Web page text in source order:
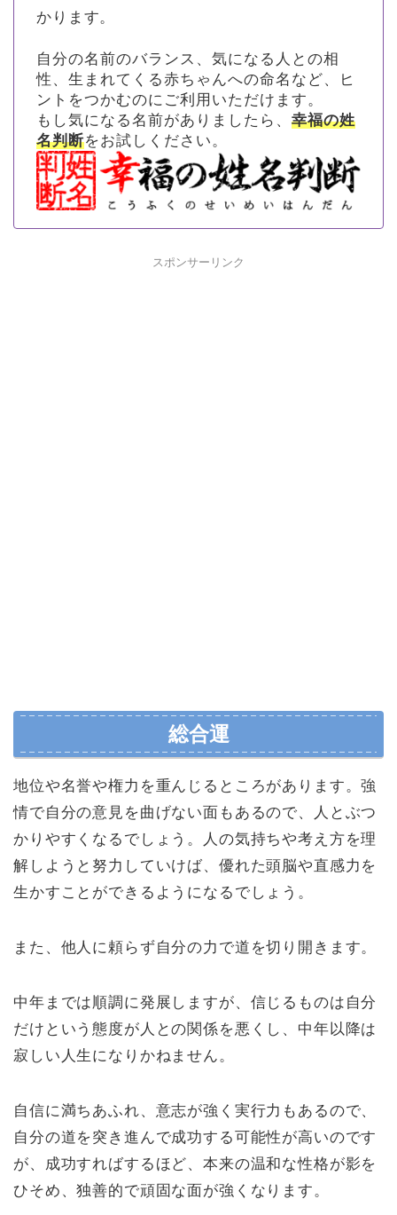
かります。
自分の名前のバランス、気になる人との相
性、生まれてくる赤ちゃんへの命名など、ヒ
ントをつかむのにご利用いただけます。
もし気になる名前がありましたら、 幸福の姓
名判断をお試しください。
スポンサーリンク
総合運
地位や名誉や権力を重んじるところがあります。強
情で自分の意見を曲げない面もあるので、人とぶつ
かりやすくなるでしょう。人の気持ちや考え方を理
解しようと努力していけば、優れた頭脳や直感力を
生かすことができるようになるでしょう。
また、他人に頼らず自分の力で道を切り開きます。
中年までは順調に発展しますが、信じるものは自分
だけという態度が人との関係を悪くし、中年以降は
寂しい人生になりかねません。
自信に満ちあふれ、意志が強く実行力もあるので、
自分の道を突き進んで成功する可能性が高いのです
が、成功すればするほど、本来の温和な性格が影を
ひそめ、独善的で頑固な面が強くなります。